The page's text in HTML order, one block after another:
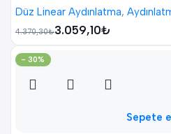
Düz Linear Aydınlatma,
4.370,30₺3.059,10₺
- 30%
Sepete